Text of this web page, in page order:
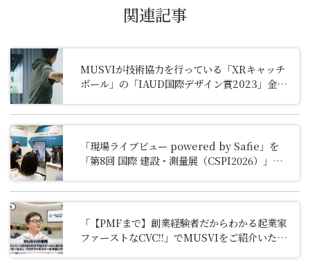
関連記事
MUSVIが技術協力を行っている「XRキャッチ
ボール」の「IAUD国際デザイン賞2023」金賞
「現場ライブビュー powered by Safie」を
「第8回 国際 建設・測量展（CSPI2026）」に出
「【PMFまで】創業経験者だからわかる起業家
ファーストなCVC!!」でMUSVIをご紹介いただ